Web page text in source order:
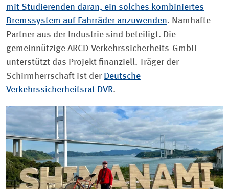
mit Studierenden daran, ein solches kombiniertes
Bremssystem auf Fahrräder anzuwenden. Namhafte
Partner aus der Industrie sind beteiligt. Die
gemeinnützige ARCD-Verkehrssicherheits-GmbH
unterstützt das Projekt finanziell. Träger der
Schirmherrschaft ist der Deutsche
Verkehrssicherheitsrat DVR.